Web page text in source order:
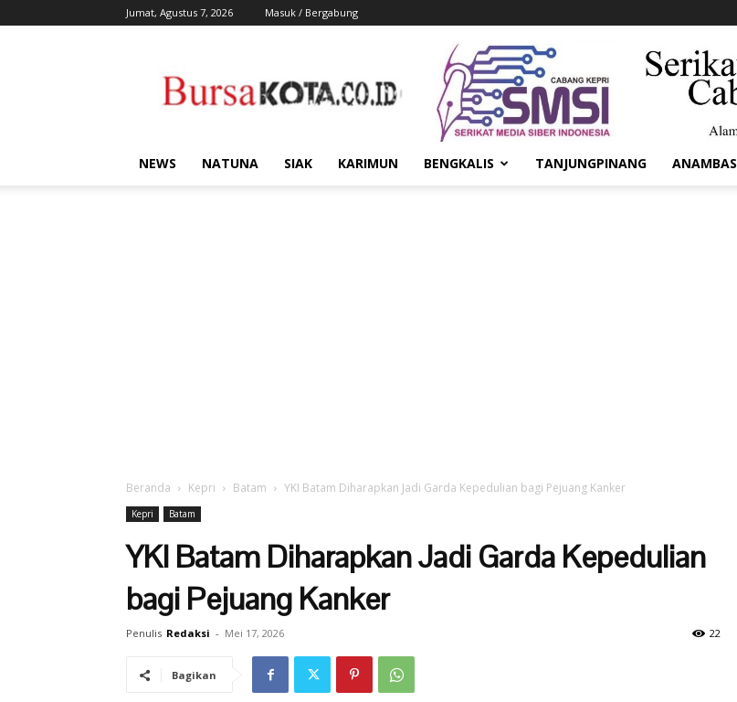
Jumat, Agustus 7, 2026 Masuk / Bergabung
Kota
NEWS NATUNA SIAK KARIMUN BENGKALIS TANJUNGPINANG ANAMBAS
Beranda Kepri Batam YKI Batam Diharapkan Jadi Garda Kepedulian bagi Pejuang Kanker
Kepri Batam
YKI Batam Diharapkan Jadi Garda Kepedulian
bagi Pejuang Kanker
Penulis Redaksi - Mei 17, 2026 22
Bagikan